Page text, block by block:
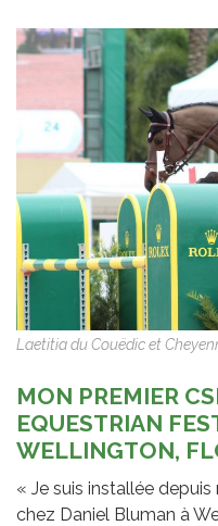
Laetitia du Couëdic et
MON PREMIER
EQUESTRIAN
WELLINGTON,
« Je suis installée
chez Daniel Bluman à